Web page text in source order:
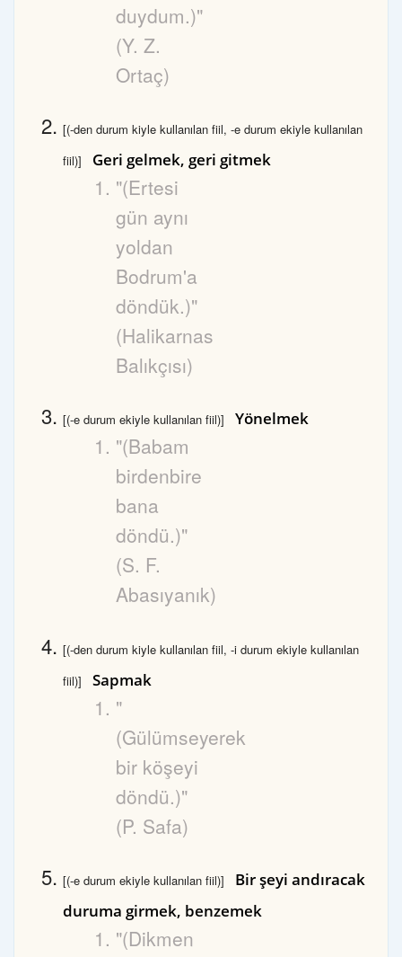
duydum.)"
(Y. Z.
Ortaç)
[(-den durum kiyle kullanılan fiil, -e durum ekiyle kullanılan
fiil)]
Geri gelmek, geri gitmek
"(Ertesi
gün aynı
yoldan
Bodrum'a
döndük.)"
(Halikarnas
Balıkçısı)
[(-e durum ekiyle kullanılan fiil)] Yönelmek
"(Babam
birdenbire
bana
döndü.)"
(S. F.
Abasıyanık)
[(-den durum kiyle kullanılan fiil, -i durum ekiyle kullanılan
fiil)]
Sapmak
"
(Gülümseyerek
bir köşeyi
döndü.)"
(P. Safa)
[(-e durum ekiyle kullanılan fiil)]
Bir şeyi andıracak
duruma girmek, benzemek
"(Dikmen